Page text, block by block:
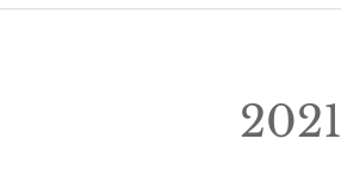
2021